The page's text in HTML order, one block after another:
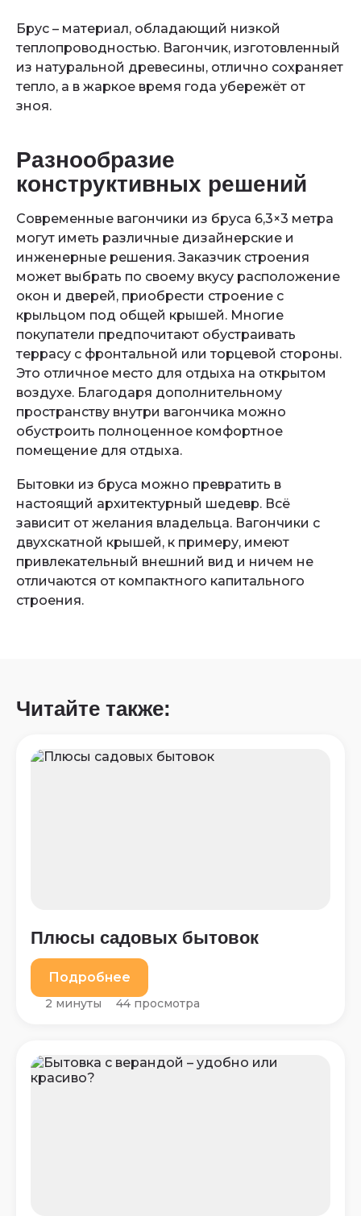
Брус – материал, обладающий низкой
теплопроводностью. Вагончик, изготовленный
из натуральной древесины, отлично сохраняет
тепло, а в жаркое время года убережёт от
зноя.
Разнообразие
конструктивных решений
Современные вагончики из бруса 6,3×3 метра
могут иметь различные дизайнерские и
инженерные решения. Заказчик строения
может выбрать по своему вкусу расположение
окон и дверей, приобрести строение с
крыльцом под общей крышей. Многие
покупатели предпочитают обустраивать
террасу с фронтальной или торцевой стороны.
Это отличное место для отдыха на открытом
воздухе. Благодаря дополнительному
пространству внутри вагончика можно
обустроить полноценное комфортное
помещение для отдыха.
Бытовки из бруса можно превратить в
настоящий архитектурный шедевр. Всё
зависит от желания владельца. Вагончики с
двухскатной крышей, к примеру, имеют
привлекательный внешний вид и ничем не
отличаются от компактного капитального
строения.
Читайте также:
Плюсы садовых бытовок
Подробнее
2 минуты 44 просмотра